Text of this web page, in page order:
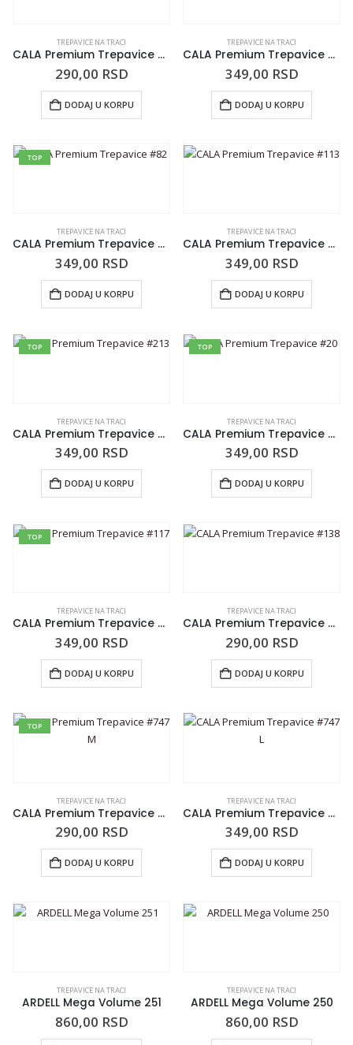
TREPAVICE NA TRACI
CALA Premium Trepavice #41
290,00 RSD
DODAJ U KORPU
TREPAVICE NA TRACI
CALA Premium Trepavice #DW
349,00 RSD
DODAJ U KORPU
TOP
TREPAVICE NA TRACI
CALA Premium Trepavice #82
349,00 RSD
DODAJ U KORPU
TREPAVICE NA TRACI
CALA Premium Trepavice #113
349,00 RSD
DODAJ U KORPU
TOP
TREPAVICE NA TRACI
CALA Premium Trepavice #213
349,00 RSD
DODAJ U KORPU
TOP
TREPAVICE NA TRACI
CALA Premium Trepavice #20
349,00 RSD
DODAJ U KORPU
TOP
TREPAVICE NA TRACI
CALA Premium Trepavice #117
349,00 RSD
DODAJ U KORPU
TREPAVICE NA TRACI
CALA Premium Trepavice #138
290,00 RSD
DODAJ U KORPU
TOP
TREPAVICE NA TRACI
CALA Premium Trepavice #747 M
290,00 RSD
DODAJ U KORPU
TREPAVICE NA TRACI
CALA Premium Trepavice #747 L
349,00 RSD
DODAJ U KORPU
TREPAVICE NA TRACI
ARDELL Mega Volume 251
860,00 RSD
TREPAVICE NA TRACI
ARDELL Mega Volume 250
860,00 RSD